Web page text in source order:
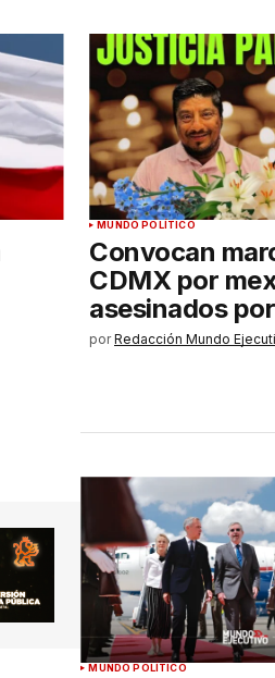
MUNDO POLÍTICO
Convocan
CDMX por
asesinados
por Redacción Mundo
MUNDO POLÍTICO